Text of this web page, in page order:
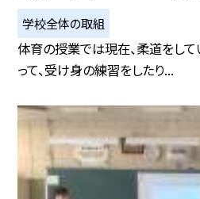
学校全体の取組
体育の授業では現在、柔道をし
って、受け身の練習をしたり...